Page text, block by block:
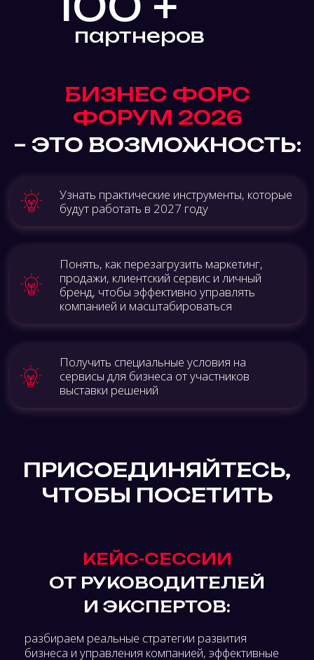
ПРИСОЕДИНЯЙТЕСЬ,
КЕЙС-СЕССИИ
ОТ РУКОВОДИТЕЛЕЙ
И ЭКСПЕРТОВ:
привлечения клиентов, цифровизацию продаж и
трансформацию клиентского опыта, а также
применение нейросетей и возможности ИИ.
ИНСТРУМЕНТОВИ ИТ-
РАЗРАБОТОК
ПРАКТИКУМЫ
по PR-поддержке бизнеса и развитию личного
бренда топ-менеджеров и экспертов компании.
ФОРСАЙТСЕССИИ
для прогнозирования и формирования
будущего бизнеса, анализа трендов и
разработки сценариев развития.
для прокачки навыков, нетворкинга и сбора
лучших практик рынка
для знакомства с лучшими промо роликами со
искусственного интеллекта.